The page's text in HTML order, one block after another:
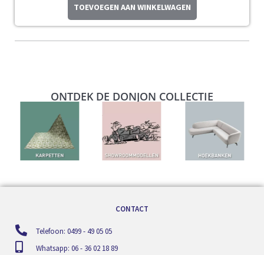
TOEVOEGEN AAN WINKELWAGEN
ONTDEK DE DONJON COLLECTIE
CONTACT
Telefoon: 0499 - 49 05 05
Whatsapp: 06 - 36 02 18 89